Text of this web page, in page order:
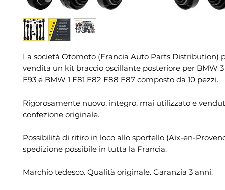
La società Otomoto (Francia Auto Parts Distribution)
vendita un kit braccio oscillante posteriore per BMW 3
E93 e BMW 1 E81 E82 E88 E87 composto da 10 pezzi.
Rigorosamente nuovo, integro, mai utilizzato e
confezione originale.
Possibilità di ritiro in loco allo sportello (Aix-en-
spedizione possibile in tutta la Francia.
Marchio tedesco. Qualità originale. Garanzia 3 anni.